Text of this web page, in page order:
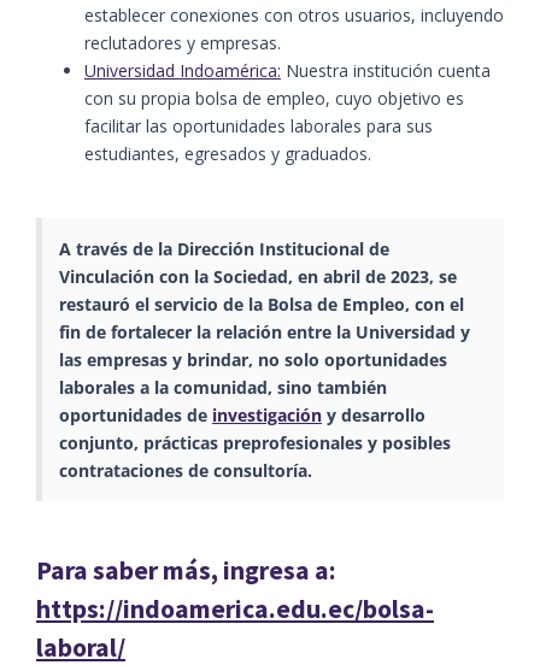
establecer conexiones con otros usuarios, incluyendo
reclutadores y empresas.
Universidad Indoamérica: Nuestra institución cuenta
con su propia bolsa de empleo, cuyo objetivo es
facilitar las oportunidades laborales para sus
estudiantes, egresados y graduados.
A través de la Dirección Institucional de
Vinculación con la Sociedad, en abril de 2023, se
restauró el servicio de la Bolsa de Empleo, con el
fin de fortalecer la relación entre la Universidad y
las empresas y brindar, no solo oportunidades
laborales a la comunidad, sino también
oportunidades de investigación y desarrollo
conjunto, prácticas preprofesionales y posibles
contrataciones de consultoría.
Para saber más, ingresa a:
https://indoamerica.edu.ec/bolsa-
laboral/